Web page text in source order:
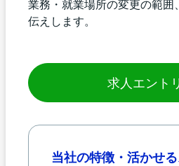
業務・就業場所の変更の範
伝えします。
求人エント
当社の特徴・活かせ